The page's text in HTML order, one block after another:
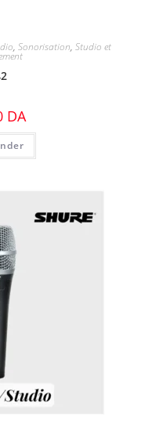
,Sonorisation,Studio et
DA